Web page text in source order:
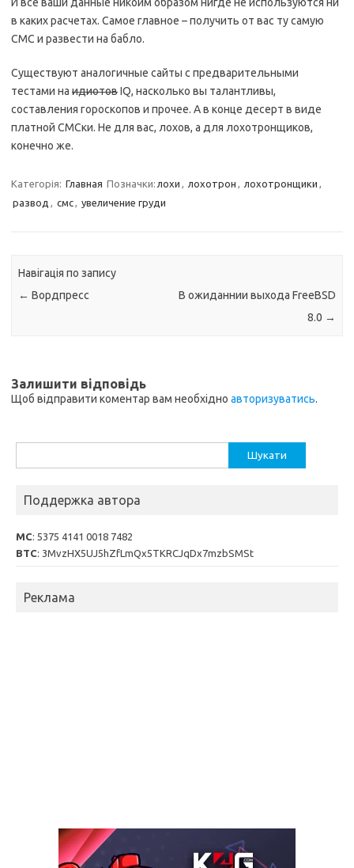
в каких расчетах. Самое главное – получить от вас ту самую
СМС и развести на бабло.
Существуют аналогичные сайты с предварительными
тестами на идиотовIQ, насколько вы талантливы,
составления гороскопов и прочее. А в конце десерт в виде
платной СМСки. Не для вас, лохов, а для лохотронщиков,
конечно же.
Категорія: Главная Позначки: лохи , лохотрон , лохотронщики ,
развод , смс, увеличение груди
Навігація по запису
← Вордпресс
В ожиданнии выхода FreeBSD
8.0 →
Залишити відповідь
Щоб відправити коментар вам необхідно авторизуватись.
Поддержка автора
MC: 5375 4141 0018 7482
BTC: 3MvzHX5UJ5hZfLmQx5TKRCJqDx7mzbSMSt
Реклама